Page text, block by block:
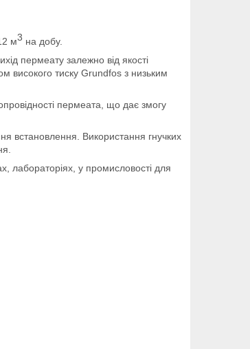
м3 на добу.
пермеату залежно від якості
високого тиску Grundfos з низьким
пермеата, що дає змогу
встановлення. Використання гнучких
лабораторіях, у промисловості для